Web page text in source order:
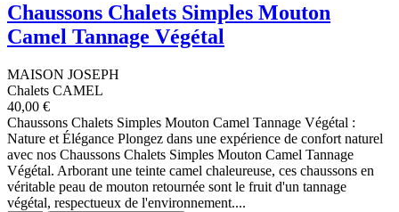
Chaussons Chalets Simples Mouton
Camel Tannage Végétal
MAISON JOSEPH
Chalets CAMEL
40,00 €
Chaussons Chalets Simples Mouton Camel Tannage Végétal :
Nature et Élégance Plongez dans une expérience de confort naturel
avec nos Chaussons Chalets Simples Mouton Camel Tannage
Végétal. Arborant une teinte camel chaleureuse, ces chaussons en
véritable peau de mouton retournée sont le fruit d'un tannage
végétal, respectueux de l'environnement....